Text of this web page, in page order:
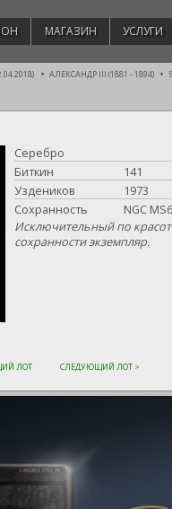
МАГАЗИН УСЛУГИ
АЛЕКСАНДР III (1881 - 1894)
Серебро
Биткин
141
Уздеников
1973
Сохранность
NGC
Исключительный по
сохранности экземпляр.
ЛОТ СЛЕДУЮЩИЙ ЛОТ >